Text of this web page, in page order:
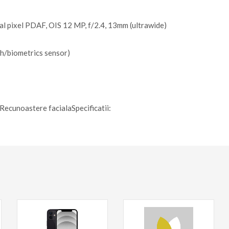
pixel PDAF, OIS 12 MP, f/2.4, 13mm (ultrawide)
biometrics sensor)
facialaSpecificatii: